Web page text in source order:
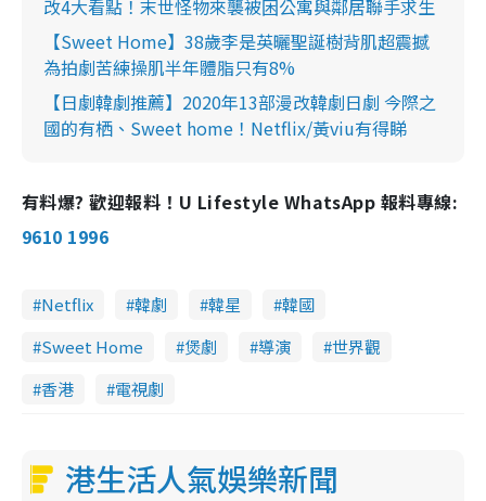
改4大看點！末世怪物來襲被困公寓與鄰居聯手求生
【Sweet Home】38歲李是英曬聖誕樹背肌超震撼
為拍劇苦練操肌半年體脂只有8%
【日劇韓劇推薦】2020年13部漫改韓劇日劇 今際之
國的有栖、Sweet home！Netflix/黃viu有得睇
有料爆? 歡迎報料！U Lifestyle WhatsApp 報料專線:
9610 1996
Netflix 韓劇 韓星
韓國
Sweet Home
煲劇 導演
世界觀
香港
電視劇
港生活人氣娛樂新聞